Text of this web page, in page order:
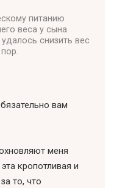
питанию
веса у сына.
снизить вес
вам
меня
кропотливая и
то, что